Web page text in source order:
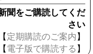
聞をご購読してくだ
さい
定期購読のご案内 】
電子版で購読する 】